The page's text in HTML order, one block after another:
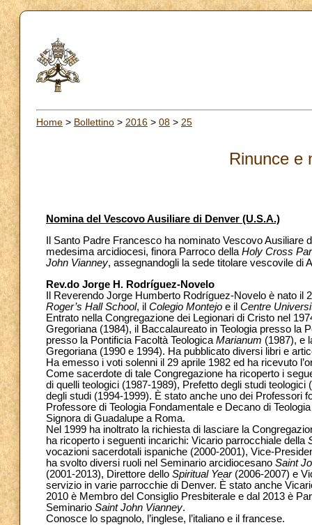
Home > Bollettino > 2016 > 08 > 25
Rinunce e
Nomina del Vescovo Ausiliare di Denver (U.S.A.)
Il Santo Padre Francesco ha nominato Vescovo
medesima arcidiocesi, finora Parroco della Holy Cross
John Vianney, assegnandogli la sede titolare vescovile di
Rev.do Jorge H. Rodríguez-Novelo
Il Reverendo Jorge Humberto Rodríguez-Novelo è nato
Roger’s Hall School, il Colegio Montejo e il Centre
Entrato nella Congregazione dei Legionari di Cristo nel
Gregoriana (1984), il Baccalaureato in Teologia presso la
presso la Pontificia Facoltà Teologica Marianum (1987), e
Gregoriana (1990 e 1994). Ha pubblicato diversi libri e
Ha emesso i voti solenni il 29 aprile 1982 ed ha ricevuto
Come sacerdote di tale Congregazione ha ricoperto i
di quelli teologici (1987-1989), Prefetto degli studi
degli studi (1994-1999). È stato anche uno dei Professori
Professore di Teologia Fondamentale e Decano di
Signora di Guadalupe a Roma.
Nel 1999 ha inoltrato la richiesta di lasciare la
ha ricoperto i seguenti incarichi: Vicario parrocchiale della
vocazioni sacerdotali ispaniche (2000-2001), Vice-
ha svolto diversi ruoli nel Seminario arcidiocesano Saint
(2001-2013), Direttore dello Spiritual Year(2006-2007) e
servizio in varie parrocchie di Denver. È stato anche
2010 è Membro del Consiglio Presbiterale e dal 2013 è
Seminario Saint John Vianney.
Conosce lo spagnolo, l’inglese, l’italiano e il francese.